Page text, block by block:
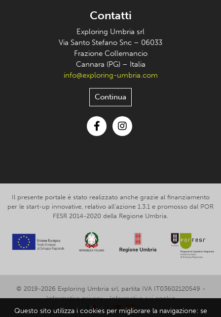
Contatti
Exploring Umbria srl
Via Santo Stefano Snc – 06033
Frazione Collemancio
Cannara (PG) – Italia
info@exploring-umbria.com
Continua
Il presente portale è stato realizzato anche grazie al finanziamento
per le start-up innovative, relativo all’azione 1.3.1 e promosso dal POR
FESR 2014-2020 della Regione Umbria.
© 2019-2026 Exploring Umbria srl, partita IVA IT03602120549 -
Informativa privacy-Informativa sui cookie
Questo sito utilizza i cookies per migliorare la navigazione: se